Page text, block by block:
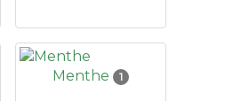
Menthe 1